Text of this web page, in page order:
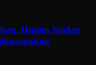
Husein Saidan